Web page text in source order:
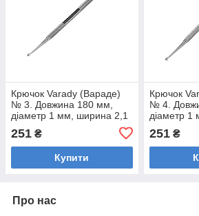
Крючок Varady (Вараде)
№ 3. Довжина 180 мм,
діаметр 1 мм, ширина 2,1
251 ₴
Купити
Крючок
№ 4.
діаметр
251₴
Про нас